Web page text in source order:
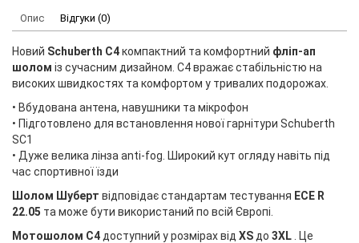
Опис Відгуки (0)
Новий Schuberth C4компактний та комфортний фліп-ап
шолом із сучасним дизайном. C4 вражає стабільністю на
високих швидкостях та комфортом у тривалих подорожах.
• Вбудована антена, навушники та мікрофон
• Підготовлено для встановлення нової гарнітури Schuberth
SC1
• Дуже велика лінза anti-fog. Широкий кут огляду навіть під
час спортивної їзди
Шолом Шуберт відповідає стандартам тестування ECE R
22.05 та може бути використаний по всій Європі.
Мотошолом C4 доступний у розмірах від XS до 3XL . Це